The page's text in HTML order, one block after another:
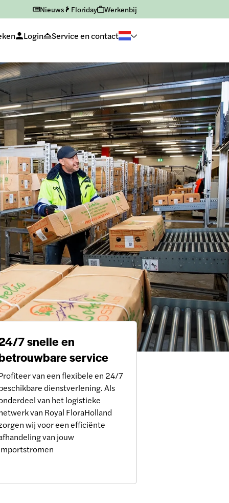
Nieuws Floriday Werkenbij
Login Service en contact
7 snelle en
service
van een flexibele en 24/7
dienstverlening. Als
van het logistieke
van Royal FloraHolland
wij voor een efficiënte
van jouw
Vraag deze dienst aan